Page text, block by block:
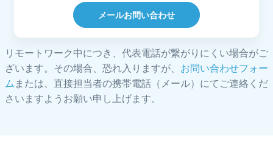
メールお問い合わせ
リモートワーク中につき、代表電話が繋がりにくい場合がご
ざいます。その場合、恐れ入りますが、 お問い合わせフォー
ムまたは、直接担当者の携帯電話（メール）にてご連絡くだ
さいますようお願い申し上げます。